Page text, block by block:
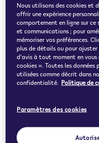
Nous utilisons des cookies et
offrir une expérience
comportement en ligne sur
et communications ; pour
mémoriser vos préférences.
plus de détails ou pour
d'avis à tout moment en vous
cookies ». Toutes les données
utilisées comme décrit dans
confidentialité. Politique de
Paramètres des cookies